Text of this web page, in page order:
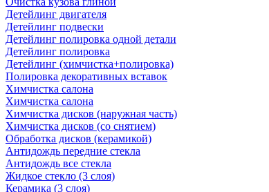
Детейлинг двигателя
Детейлинг подвески
Детейлинг полировка одной детали
Детейлинг полировка
Детейлинг (химчистка+полировка)
Полировка декоративных вставок
Химчистка салона
Химчистка салона
Химчистка дисков (наружная часть)
Химчистка дисков (со снятием)
Обработка дисков (керамикой)
Антидождь передние стекла
Антидождь все стекла
Жидкое стекло (3 слоя)
Керамика (3 слоя)